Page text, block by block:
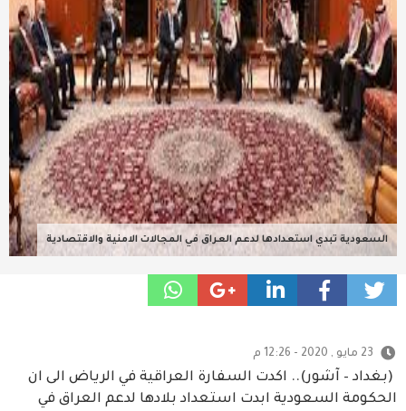
السعودية تبدي استعدادها لدعم العراق في المجالات الامنية والاقتصادية
23 مايو , 2020 - 12:26 م
(بغداد – آشور).. اكدت السفارة العراقية في الرياض الى ان
الحكومة السعودية ابدت استعداد بلادها لدعم العراق في
مقالات
عامة ومنوعات
طب وصحة